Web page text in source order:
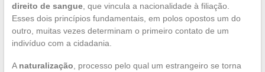
direito de sangue, que vincula a nacionalidade à filiação.
Esses dois princípios fundamentais, em polos opostos um do
outro, muitas vezes determinam o primeiro contato de um
indivíduo com a cidadania.
A naturalização , processo pelo qual um estrangeiro se torna